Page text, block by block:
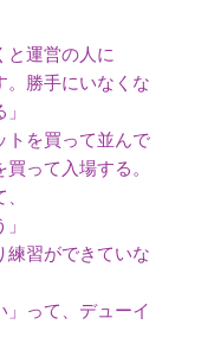
と運営の人に
。勝手にいなくな
トを買って並んで
って入場する。
練習ができていな
」って、デューイ